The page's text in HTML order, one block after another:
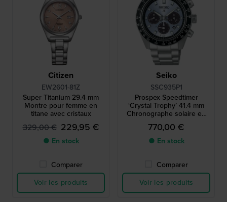
Citizen
EW2601-81Z
Super Titanium 29.4 mm
Montre pour femme en
titane avec cristaux
329,00 € 229,95 €
● En stock
Comparer
Voir les produits
Seiko
SSC935P1
Prospex Speedtimer
‘Crystal Trophy’ 41.4 mm
Chronographe solaire en
acier inoxydable avec date
770,00 €
● En stock
Comparer
Voir les produits